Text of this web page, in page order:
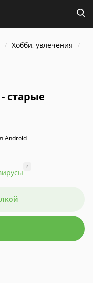
Хобби, увлечения
старые
Android
?